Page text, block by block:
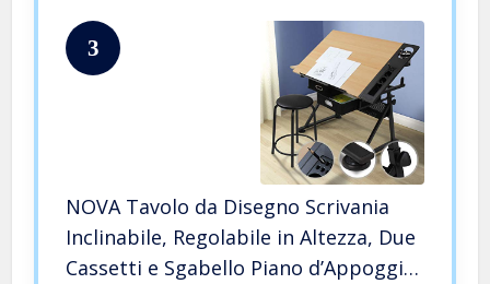
3
NOVA Tavolo da Disegno Scrivania
Inclinabile, Regolabile in Altezza, Due
Cassetti e Sgabello Piano d’Appoggio